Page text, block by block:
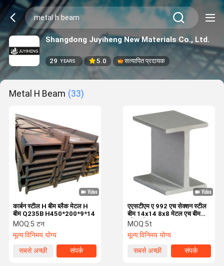
Shangdong Juyiheng New Materials Co., Ltd.
29 YEARS 5.0 सत्यापित प्रदायक
Metal H Beam (33)
कार्बन स्टील H बीम ब्लैक मेटल H
बीम Q235B H450*200*9*14
MOQ:5 टन
मूल्य:विनिमय योग्य
सबसे अच्छी
संपर्क
एएसटीएम ए 992 एच सेक्शन स्टील
बीम 14x14 8x8 मेटल एच बीम
सीएनसी S355jr
MOQ:5t
मूल्य:विनिमय योग्य
सबसे अच्छी
संपर्क